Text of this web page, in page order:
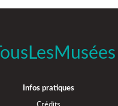
TousLesMusées
Infos pratiques
Crédits